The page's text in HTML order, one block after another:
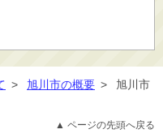
> 旭川市の概要 >
旭川市
▲ ページの先頭へ戻る